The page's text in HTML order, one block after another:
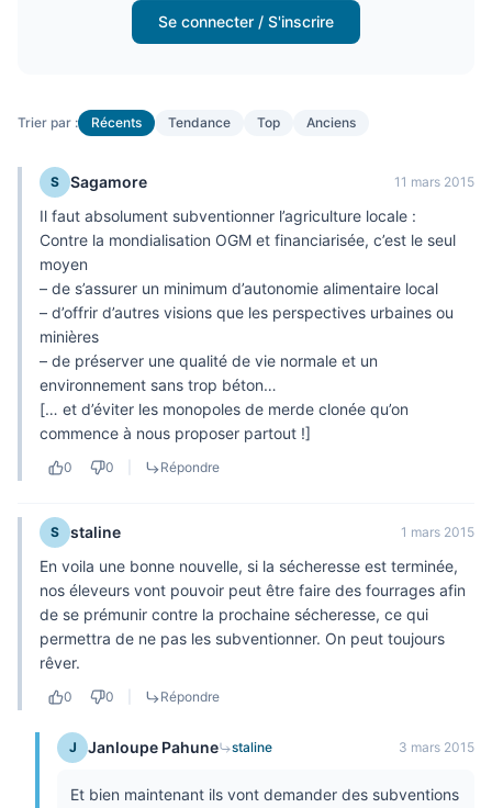
Se connecter / S'inscrire
Trier par : Récents Tendance Top Anciens
S Sagamore 11 mars 2015
Il faut absolument subventionner l’agriculture locale :
Contre la mondialisation OGM et financiarisée, c’est le seul
moyen
– de s’assurer un minimum d’autonomie alimentaire local
– d’offrir d’autres visions que les perspectives urbaines ou
minières
– de préserver une qualité de vie normale et un
environnement sans trop béton…
[… et d’éviter les monopoles de merde clonée qu’on
commence à nous proposer partout !]
0 0 Répondre
S staline 1 mars 2015
En voila une bonne nouvelle, si la sécheresse est terminée,
nos éleveurs vont pouvoir peut être faire des fourrages afin
de se prémunir contre la prochaine sécheresse, ce qui
permettra de ne pas les subventionner. On peut toujours
rêver.
0 0 Répondre
J Janloupe Pahune staline 3 mars 2015
Et bien maintenant ils vont demander des subventions